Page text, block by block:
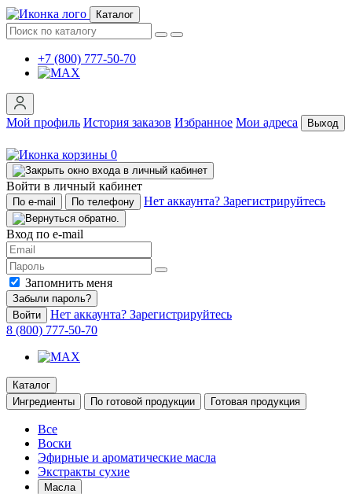
Каталог
+7 (800) 777-50-70
Мой профиль История заказов Избранное Мои адреса Выход
0
Войти в личный кабинет
По e-mail По телефону Нет аккаунта? Зарегистрируйтесь
Вход по e-mail
Запомнить меня
Забыли пароль?
Войти
Нет аккаунта? Зарегистрируйтесь
8 (800) 777-50-70
Каталог
Ингредиенты
По готовой продукции Готовая продукция
Все
Воски
Эфирные и ароматические масла
Экстракты сухие
Масла